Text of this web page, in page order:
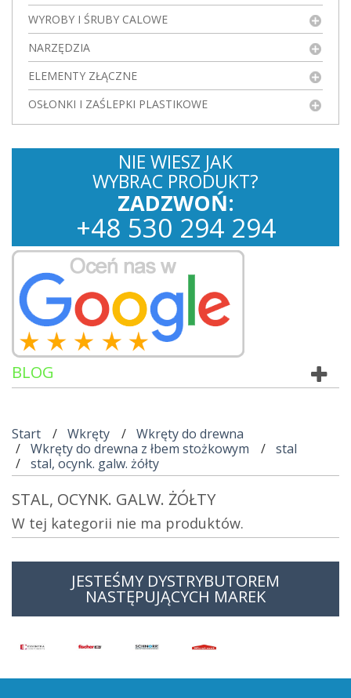
WYROBY I ŚRUBY CALOWE
NARZĘDZIA
ELEMENTY ZŁĄCZNE
OSŁONKI I ZAŚLEPKI PLASTIKOWE
NIE WIESZ JAK
WYBRAC PRODUKT?
ZADZWOŃ:
+48 530 294 294
BLOG
Start Wkręty
Wkręty do drewna
Wkręty do drewna z łbem stożkowym
stal
stal, ocynk. galw. żółty
STAL, OCYNK. GALW. ŻÓŁTY
W tej kategorii nie ma produktów.
JESTEŚMY DYSTRYBUTOREM
NASTĘPUJĄCYCH MAREK